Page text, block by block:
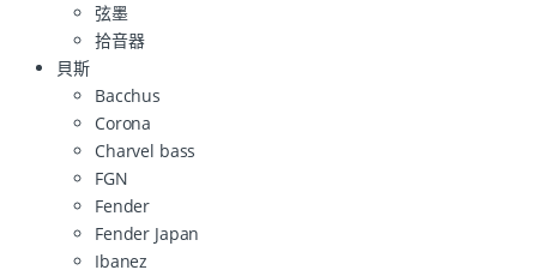
弦墨
拾音器
貝斯
Bacchus
Corona
Charvel bass
FGN
Fender
Fender Japan
Ibanez